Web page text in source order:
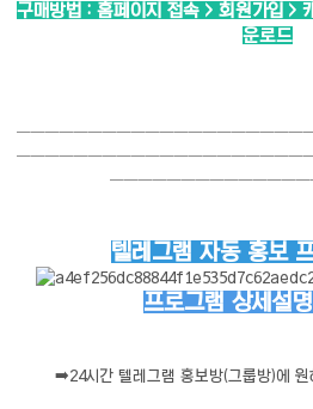
구매방법 : 홈페이지 접속 > 회원가입 >
운로드
텔레그램 자동 홍보
프로그램 상세설
➡️24시간 텔레그램 홍보방(그룹방)에